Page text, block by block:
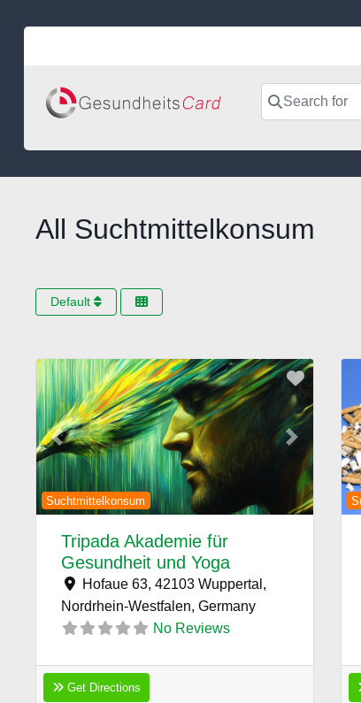
Search for
All Suchtmittelkonsum
Default
Favorite
Suchtmittelkonsum
Previous Next
Tripada Akademie für
Gesundheit und Yoga
Hofaue 63, 42103 Wuppertal,
Nordrhein-Westfalen, Germany
No Reviews
Get Directions